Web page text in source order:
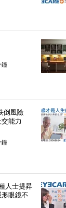
鐘
倒風險
能力
鐘
人士提昇
眼鏡不